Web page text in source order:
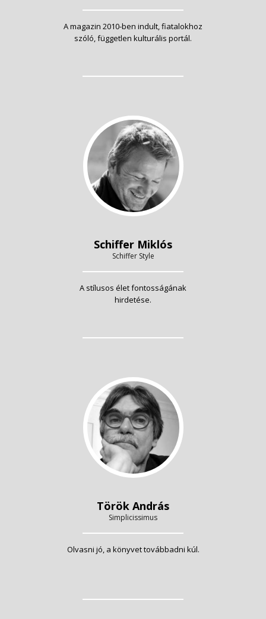
A magazin 2010-ben indult, fiatalokhoz
szóló, független kulturális portál.
Schiffer Miklós
Schiffer Style
A stílusos élet fontosságának
hirdetése.
Török András
Simplicissimus
Olvasni jó, a könyvet továbbadni kúl.